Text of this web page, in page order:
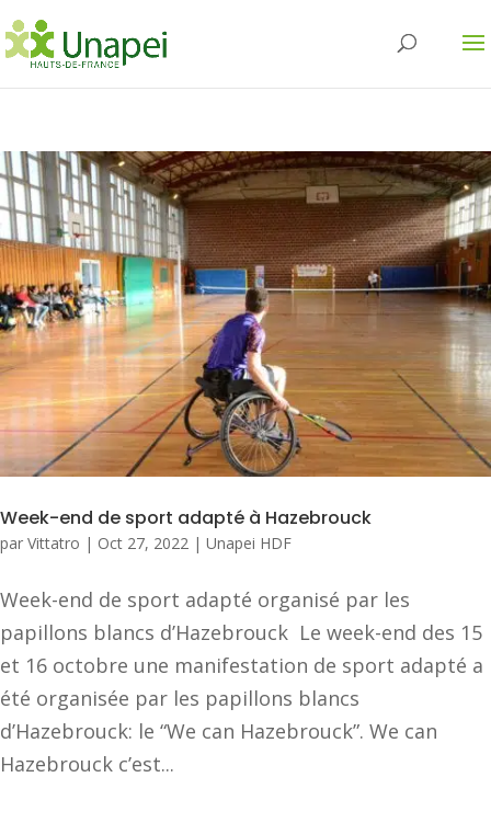
Week-end de sport adapté à Hazebrouck
par Vittatro | Oct 27, 2022 | Unapei HDF
Week-end de sport adapté organisé par les
papillons blancs d’Hazebrouck Le week-end des 15
et 16 octobre une manifestation de sport adapté a
été organisée par les papillons blancs
d’Hazebrouck: le “We can Hazebrouck”. We can
Hazebrouck c’est...